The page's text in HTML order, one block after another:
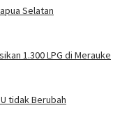
Selatan
1.300 LPG di Merauke
tidak Berubah